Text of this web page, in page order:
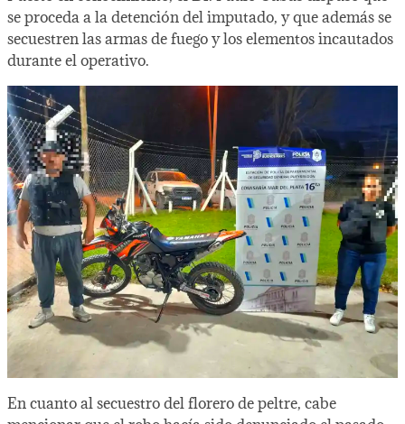
se proceda a la detención del imputado, y que además se
secuestren las armas de fuego y los elementos incautados
durante el operativo.
En cuanto al secuestro del florero de peltre, cabe